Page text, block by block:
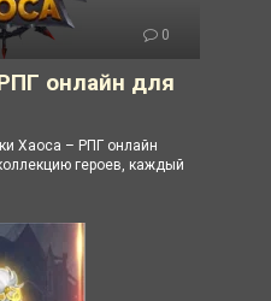
0
онлайн для
Хаоса – РПГ онлайн
героев, каждый